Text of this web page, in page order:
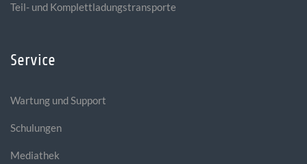
Teil- und Komplettladungstransporte
Service
Wartung und Support
Schulungen
Mediathek